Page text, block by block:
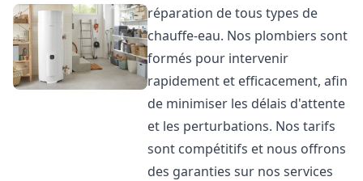
réparation de tous types de
chauffe-eau. Nos plombiers sont
formés pour intervenir
rapidement et efficacement, afin
de minimiser les délais d'attente
et les perturbations. Nos tarifs
sont compétitifs et nous offrons
des garanties sur nos services